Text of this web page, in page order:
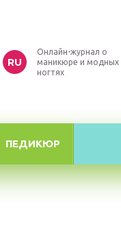
RU
Онлайн-журнал о
маникюре и модных
ногтях
ПЕДИКЮР